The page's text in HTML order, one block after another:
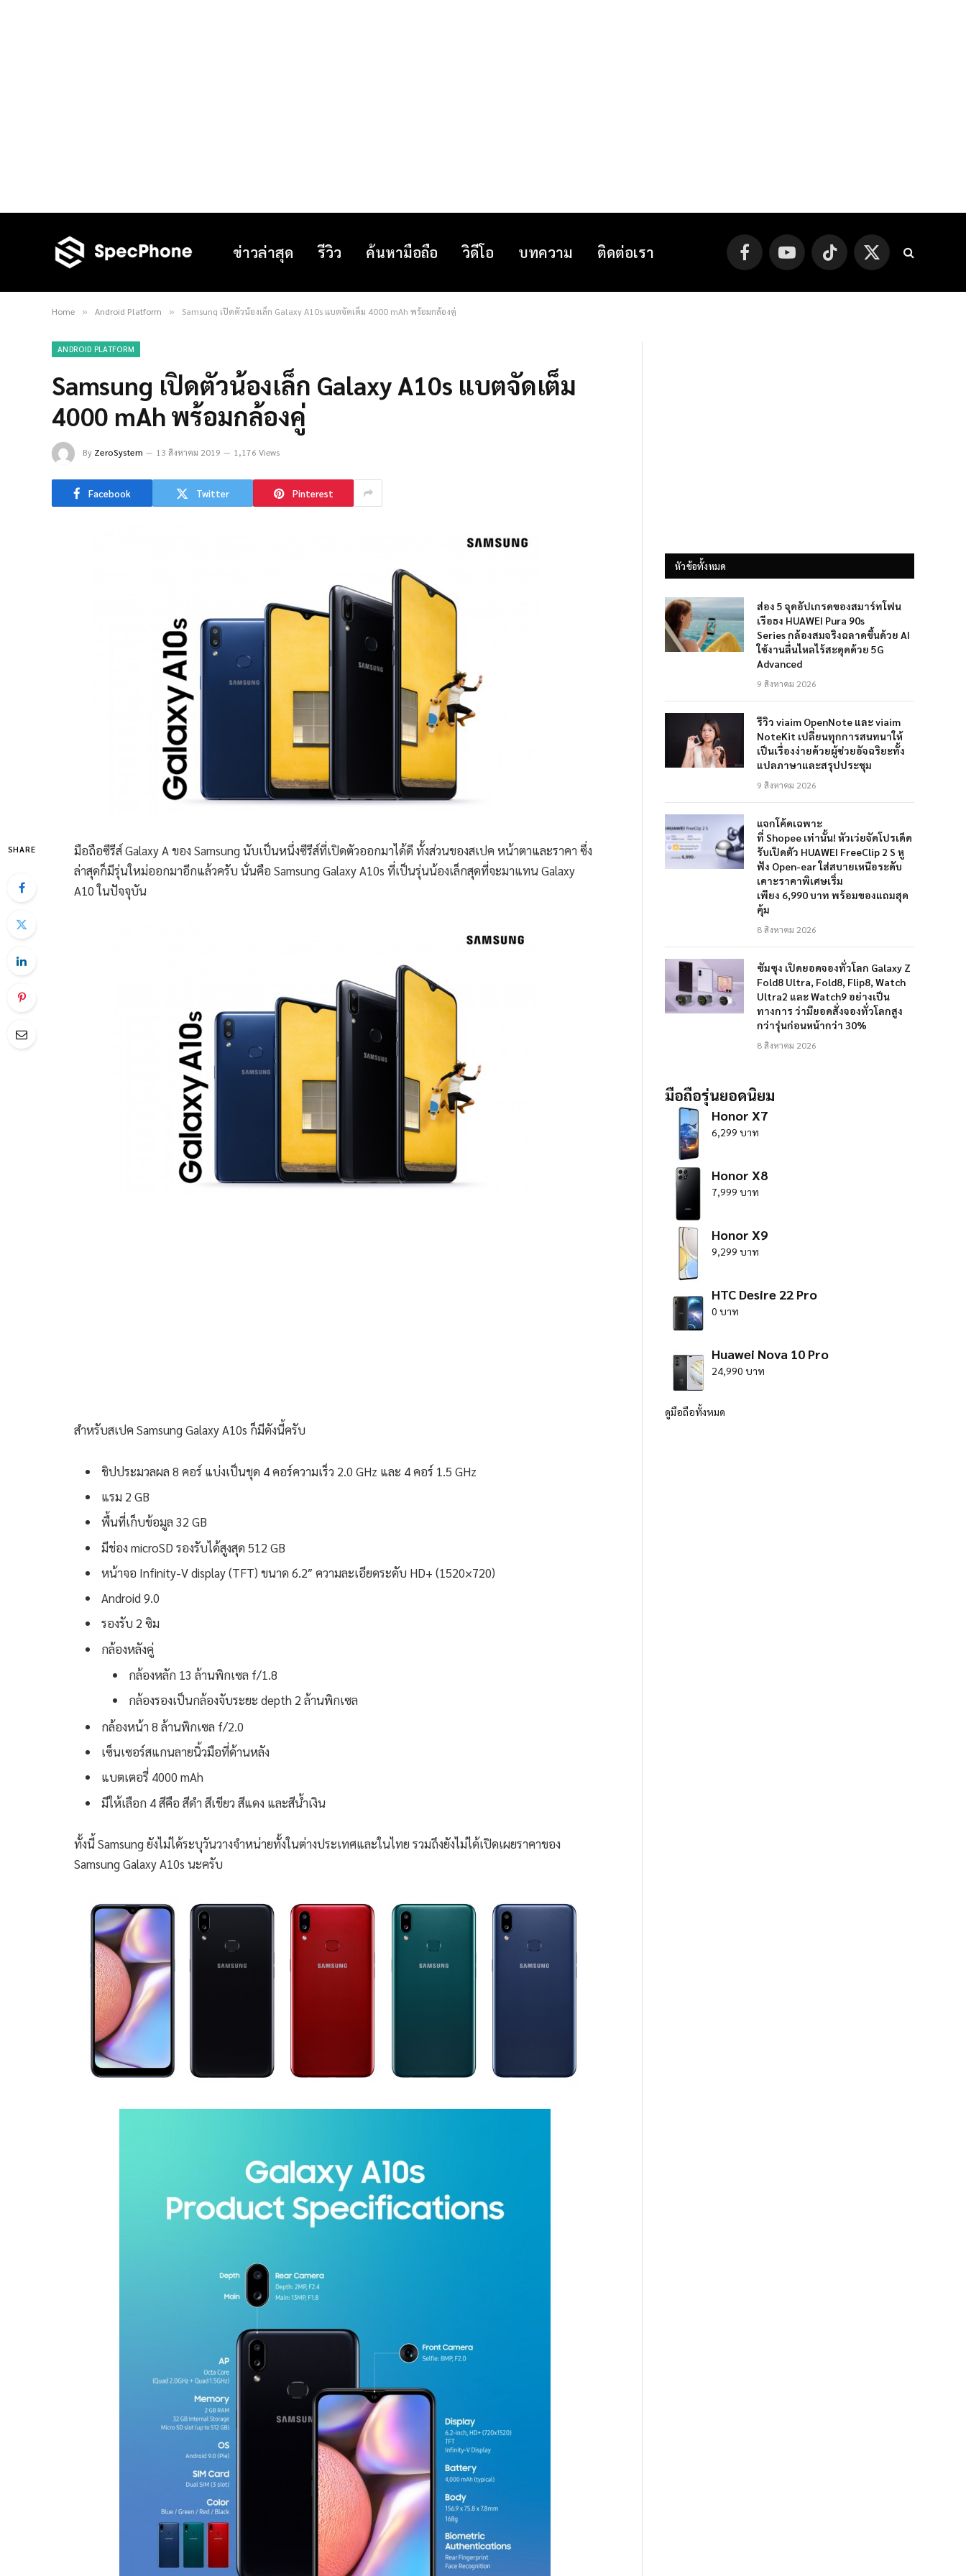
ข่าวล่าสุด รีวิว ค้นหามือถือ วิดีโอ บทความ ติดต่อเรา FacebookYouTube TikTok
X
(Twitter)
Home » Android Platform » Samsung เปิดตัวน้องเล็ก Galaxy A10s แบตจัดเต็ม 4000 mAh พร้อมกล้องคู่
ANDROID PLATFORM
Samsung เปิดตัวน้องเล็ก Galaxy A10s แบตจัดเต็ม
4000 mAh พร้อมกล้องคู่
By ZeroSystem 13 สิงหาคม 2019 1,176 Views
Facebook Twitter Pinterest
SHARE
มือถือซีรีส์ Galaxy A ของ Samsung นับเป็นหนึ่งซีรีส์ที่เปิดตัวออกมาได้ดี ทั้งส่วนของสเปค หน้าตาและราคา ซึ่ง
ล่าสุดก็มีรุ่นใหม่ออกมาอีกแล้วครับ นั่นคือ Samsung Galaxy A10s ที่เป็นรุ่นน้องเล็กสุดที่จะมาแทน Galaxy
A10 ในปัจจุบัน
สำหรับสเปค Samsung Galaxy A10s ก็มีดังนี้ครับ
ชิปประมวลผล 8 คอร์ แบ่งเป็นชุด 4 คอร์ความเร็ว 2.0 GHz และ 4 คอร์ 1.5 GHz
แรม 2 GB
พื้นที่เก็บข้อมูล 32 GB
มีช่อง microSD รองรับได้สูงสุด 512 GB
หน้าจอ Infinity-V display (TFT) ขนาด 6.2″ ความละเอียดระดับ HD+ (1520×720)
Android 9.0
รองรับ 2 ซิม
กล้องหลังคู่
กล้องหลัก 13 ล้านพิกเซล f/1.8
กล้องรองเป็นกล้องจับระยะ depth 2 ล้านพิกเซล
กล้องหน้า 8 ล้านพิกเซล f/2.0
เซ็นเซอร์สแกนลายนิ้วมือที่ด้านหลัง
แบตเตอรี่ 4000 mAh
มีให้เลือก 4 สีคือ สีดำ สีเขียว สีแดง และสีน้ำเงิน
ทั้งนี้ Samsung ยังไม่ได้ระบุวันวางจำหน่ายทั้งในต่างประเทศและในไทย รวมถึงยังไม่ได้เปิดเผยราคาของ
Samsung Galaxy A10s นะครับ
หัวข้อทั้งหมด
ส่อง 5 จุดอัปเกรดของสมาร์ทโฟน
เรือธง HUAWEI Pura 90s
Series กล้องสมจริงฉลาดขึ้นด้วย AI
ใช้งานลื่นไหลไร้สะดุดด้วย 5G
Advanced
9 สิงหาคม 2026
รีวิว viaim OpenNote และ viaim
NoteKit เปลี่ยนทุกการสนทนาให้
เป็นเรื่องง่ายด้วยผู้ช่วยอัจฉริยะทั้ง
แปลภาษาและสรุปประชุม
9 สิงหาคม 2026
แจกโค้ดเฉพาะ
ที่ Shopee เท่านั้น! หัวเว่ยจัดโปรเด็ด
รับเปิดตัว HUAWEI FreeClip 2 S หู
ฟัง Open-ear ใส่สบายเหนือระดับ
เคาะราคาพิเศษเริ่ม
เพียง 6,990 บาท พร้อมของแถมสุด
คุ้ม
8 สิงหาคม 2026
ซัมซุง เปิดยอดจองทั่วโลก Galaxy Z
Fold8 Ultra, Fold8, Flip8, Watch
Ultra2 และ Watch9 อย่างเป็น
ทางการ ว่ามียอดสั่งจองทั่วโลกสูง
กว่ารุ่นก่อนหน้ากว่า 30%
8 สิงหาคม 2026
มือถือรุ่นยอดนิยม
Honor X7
6,299 บาท
Honor X8
7,999 บาท
Honor X9
9,299 บาท
HTC Desire 22 Pro
0 บาท
Huawei Nova 10 Pro
24,990 บาท
ดูมือถือทั้งหมด